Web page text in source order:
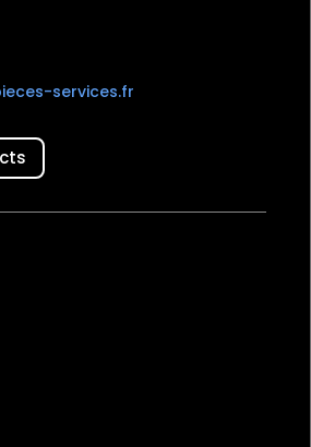
services.fr